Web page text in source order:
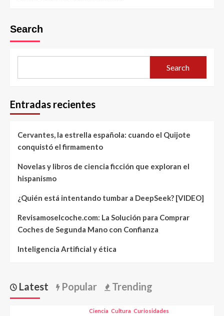
Search
Search
Entradas recientes
Cervantes, la estrella española: cuando el Quijote
conquistó el firmamento
Novelas y libros de ciencia ficción que exploran el
hispanismo
¿Quién está intentando tumbar a DeepSeek? [VIDEO]
Revisamoselcoche.com: La Solución para Comprar
Coches de Segunda Mano con Confianza
Inteligencia Artificial y ética
Latest Popular Trending
Ciencia Cultura Curiosidades